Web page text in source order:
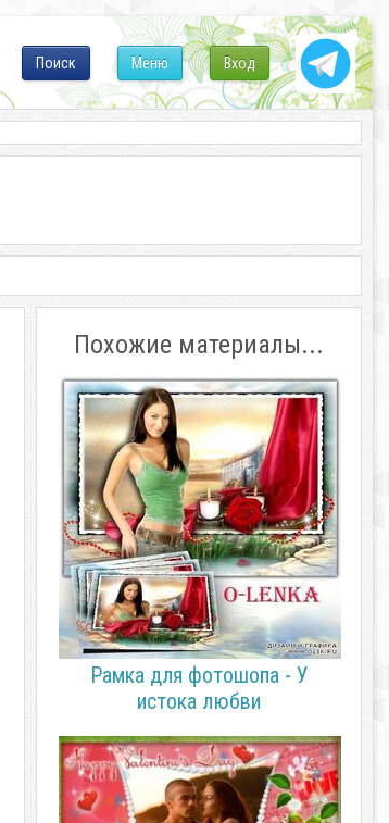
Вход
Меню
Поиск
Похожие материалы...
Рамка для фотошопа - У
истока любви